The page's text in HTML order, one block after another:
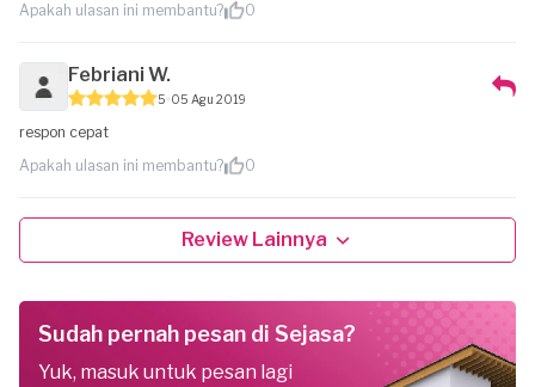
Apakah ulasan ini membantu?
0
Febriani W.
5 05 Agu 2019
respon cepat
Apakah ulasan ini membantu?
0
Review Lainnya
Sudah pernah pesan di Sejasa?
Yuk, masuk untuk pesan lagi